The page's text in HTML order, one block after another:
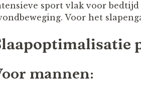
sport vlak voor
Voor het
mannen: